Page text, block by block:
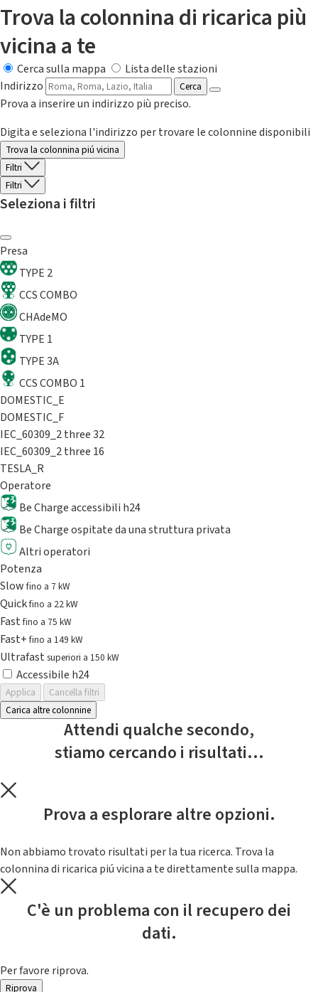
Trova la colonnina di ricarica più
vicina a te
Cerca sulla mappa
Lista delle stazioni
Indirizzo
Cerca
Prova a inserire un indirizzo più preciso.
Digita e seleziona l'indirizzo per trovare le colonnine disponibili
Trova la colonnina piú vicina
Filtri
Filtri
Seleziona i filtri
Presa
TYPE 2
CCS COMBO
CHAdeMO
TYPE 1
TYPE 3A
CCS COMBO 1
DOMESTIC_E
DOMESTIC_F
IEC_60309_2 three 32
IEC_60309_2 three 16
TESLA_R
Operatore
Be Charge accessibili h24
Be Charge ospitate da una struttura privata
Altri operatori
Potenza
Slowfino a 7 kW
Quickfino a 22 kW
Fastfino a 75 kW
Fast+fino a 149 kW
Ultrafast superiori a 150 kW
Accessibile h24
Applica
Cancella filtri
Carica altre colonnine
Attendi qualche secondo,
stiamo cercando i risultati...
Prova a esplorare altre opzioni.
Non abbiamo trovato risultati per la tua ricerca. Trova la
colonnina di ricarica piú vicina a te direttamente sulla mappa.
C'è un problema con il recupero dei
dati.
Per favore riprova.
Riprova